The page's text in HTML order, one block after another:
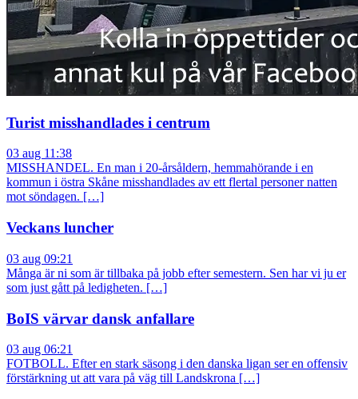
Turist misshandlades i centrum
03 aug 11:38
MISSHANDEL. En man i 20-årsåldern, hemmahörande i en
kommun i östra Skåne misshandlades av ett flertal personer natten
mot söndagen. […]
Veckans luncher
03 aug 09:21
Många är ni som är tillbaka på jobb efter semestern. Sen har vi ju er
som just gått på ledigheten. […]
BoIS värvar dansk anfallare
03 aug 06:21
FOTBOLL. Efter en stark säsong i den danska ligan ser en offensiv
förstärkning ut att vara på väg till Landskrona […]